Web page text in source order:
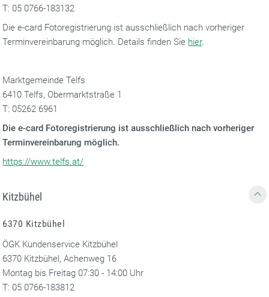
T: 05 0766-183132
Die e-card Fotoregistrierung ist ausschließlich nach vorheriger
Terminvereinbarung möglich. Details finden Sie hier.
Marktgemeinde Telfs
6410 Telfs, Obermarktstraße 1
T: 05262 6961
Die e-card Fotoregistrierung ist ausschließlich nach vorheriger
Terminvereinbarung möglich.
https://www.telfs.at/
Kitzbühel
6370 Kitzbühel
ÖGK Kundenservice Kitzbühel
6370 Kitzbühel, Achenweg 16
Montag bis Freitag 07:30 - 14:00 Uhr
T: 05 0766-183812